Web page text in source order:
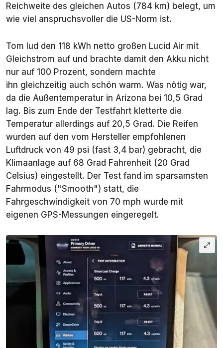
Reichweite des gleichen Autos (784 km) belegt, um
wie viel anspruchsvoller die US-Norm ist.
Tom lud den 118 kWh netto großen Lucid Air mit
Gleichstrom auf und brachte damit den Akku nicht
nur auf 100 Prozent, sondern machte
ihn gleichzeitig auch schön warm. Was nötig war,
da die Außentemperatur in Arizona bei 10,5 Grad
lag. Bis zum Ende der Testfahrt kletterte die
Temperatur allerdings auf 20,5 Grad. Die Reifen
wurden auf den vom Hersteller empfohlenen
Luftdruck von 49 psi (fast 3,4 bar) gebracht, die
Klimaanlage auf 68 Grad Fahrenheit (20 Grad
Celsius) eingestellt. Der Test fand im sparsamsten
Fahrmodus ("Smooth") statt, die
Fahrgeschwindigkeit von 70 mph wurde mit
eigenen GPS-Messungen eingeregelt.